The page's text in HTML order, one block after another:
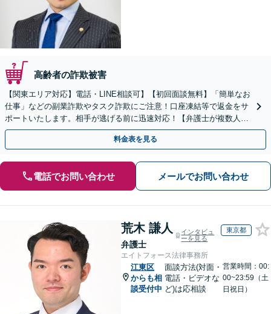
高齢者の詐欺被害
【関東エリア対応】電話・LINE相談可】【初回面談無料】「簡単なお
仕事」などの副業詐欺やタスク詐欺にご注意！口座凍結等で返金をサ
ポートいたします。相手が逃げる前に迅速対応！【弁護士が複数人在
籍】事務所内で連携し問題解決へ【休日・夜間面談可】
料金表を見る
電話でお問い合わせ メールでお問い合わせ
荒木 謙人
弁護士
インタビュ
ーを見る
東京都
エイトフォース法律事務所
江東区
からも相
談受付中
面談方法(対面・
電話・ビデオな
ど)は応相談
営業時間：00:
00~23:59（土
日祝日）